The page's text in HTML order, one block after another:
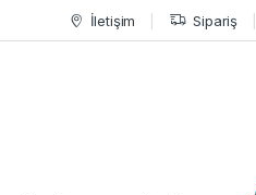
İletişim Sipariş